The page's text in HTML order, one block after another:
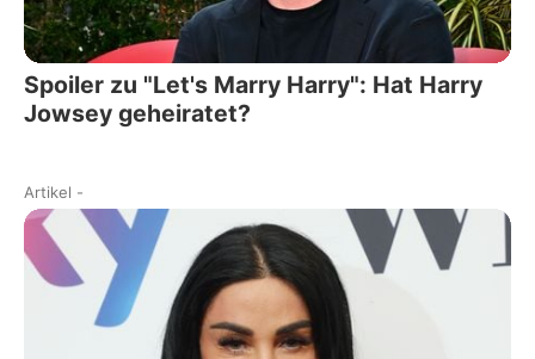
Spoiler zu "Let's Marry Harry": Hat Harry
Jowsey geheiratet?
Artikel -